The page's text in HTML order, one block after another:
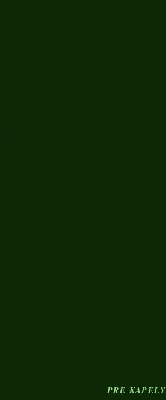
PRE KAPELY